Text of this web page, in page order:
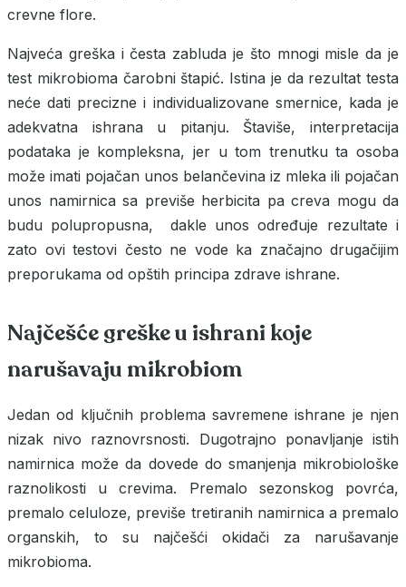
crevne flore.
Najveća greška i česta zabluda je što mnogi misle da je
test mikrobioma čarobni štapić. Istina je da rezultat testa
neće dati precizne i individualizovane smernice, kada je
adekvatna ishrana u pitanju. Štaviše, interpretacija
podataka je kompleksna, jer u tom trenutku ta osoba
može imati pojačan unos belančevina iz mleka ili pojačan
unos namirnica sa previše herbicita pa creva mogu da
budu polupropusna, dakle unos određuje rezultate i
zato ovi testovi često ne vode ka značajno drugačijim
preporukama od opštih principa zdrave ishrane.
Najčešće greške u ishrani koje
narušavaju mikrobiom
Jedan od ključnih problema savremene ishrane je njen
nizak nivo raznovrsnosti. Dugotrajno ponavljanje istih
namirnica može da dovede do smanjenja mikrobiološke
raznolikosti u crevima. Premalo sezonskog povrća,
premalo celuloze, previše tretiranih namirnica a premalo
organskih, to su najčešći okidači za narušavanje
mikrobioma.